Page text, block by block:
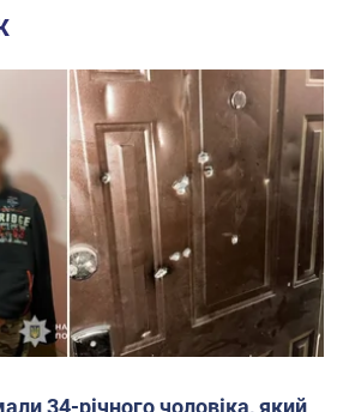
34-річного чоловіка, який